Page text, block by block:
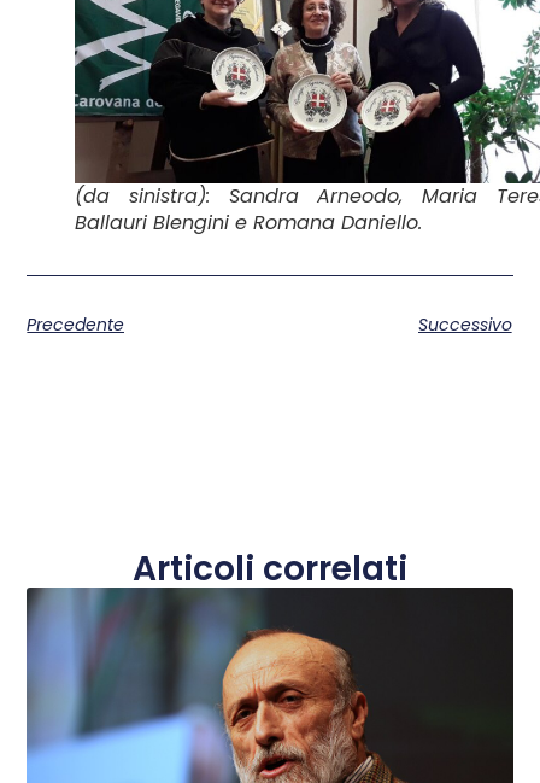
(da sinistra): Sandra Arneodo, Maria
Ballauri Blengini e Romana Daniello.
Precedente Successivo
Articoli correlati